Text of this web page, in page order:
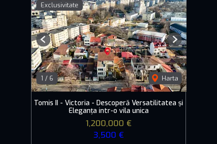
Exclusivitate
1 / 6 Harta
Previous Next
Tomis II - Victoria - Descoperă Versatilitatea și
Eleganța intr-o vila unica
1,200,000 €
3,500 €